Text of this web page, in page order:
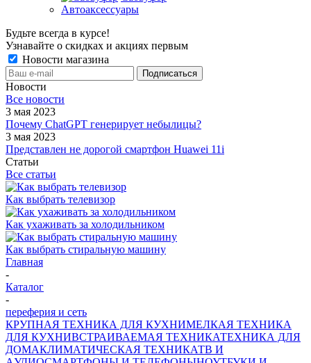
Автоаксессуары
Будьте всегда в курсе!
Узнавайте о скидках и акциях первым
Новости магазина
Новости
Все новости
3 мая 2023
Почему ChatGPT генерирует небылицы?
3 мая 2023
Представлен не дорогой смартфон Huawei 11i
Статьи
Все статьи
Как выбрать телевизор
Как ухаживать за холодильником
Как выбрать стиральную машину
Главная
-
Каталог
-
переферия и сеть
КРУПНАЯ ТЕХНИКА ДЛЯ КУХНИМЕЛКАЯ ТЕХНИКА
ДЛЯ КУХНИВСТРАИВАЕМАЯ ТЕХНИКАТЕХНИКА ДЛЯ
ДОМАКЛИМАТИЧЕСКАЯ ТЕХНИКАТВ И